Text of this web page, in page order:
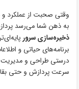
وقتی صحبت از عملکرد
به ذهن شما می‌رسد
ذخیره‌سازی سرور
برنامه‌های حیاتی و
درستی طراحی و مدیریت
سرعت پردازش و حتی